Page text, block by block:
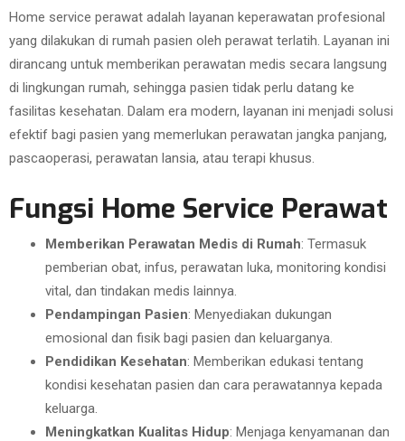
Home service perawat adalah layanan keperawatan profesional
yang dilakukan di rumah pasien oleh perawat terlatih. Layanan ini
dirancang untuk memberikan perawatan medis secara langsung
di lingkungan rumah, sehingga pasien tidak perlu datang ke
fasilitas kesehatan. Dalam era modern, layanan ini menjadi solusi
efektif bagi pasien yang memerlukan perawatan jangka panjang,
pascaoperasi, perawatan lansia, atau terapi khusus.
Fungsi Home Service Perawat
Memberikan Perawatan Medis di Rumah: Termasuk
pemberian obat, infus, perawatan luka, monitoring kondisi
vital, dan tindakan medis lainnya.
Pendampingan Pasien: Menyediakan dukungan
emosional dan fisik bagi pasien dan keluarganya.
Pendidikan Kesehatan: Memberikan edukasi tentang
kondisi kesehatan pasien dan cara perawatannya kepada
keluarga.
Meningkatkan Kualitas Hidup: Menjaga kenyamanan dan